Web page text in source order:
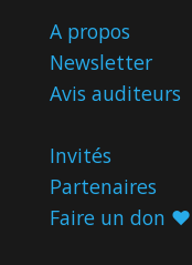
A propos
Newsletter
Avis auditeurs
Invités
Partenaires
Faire un don ♥️